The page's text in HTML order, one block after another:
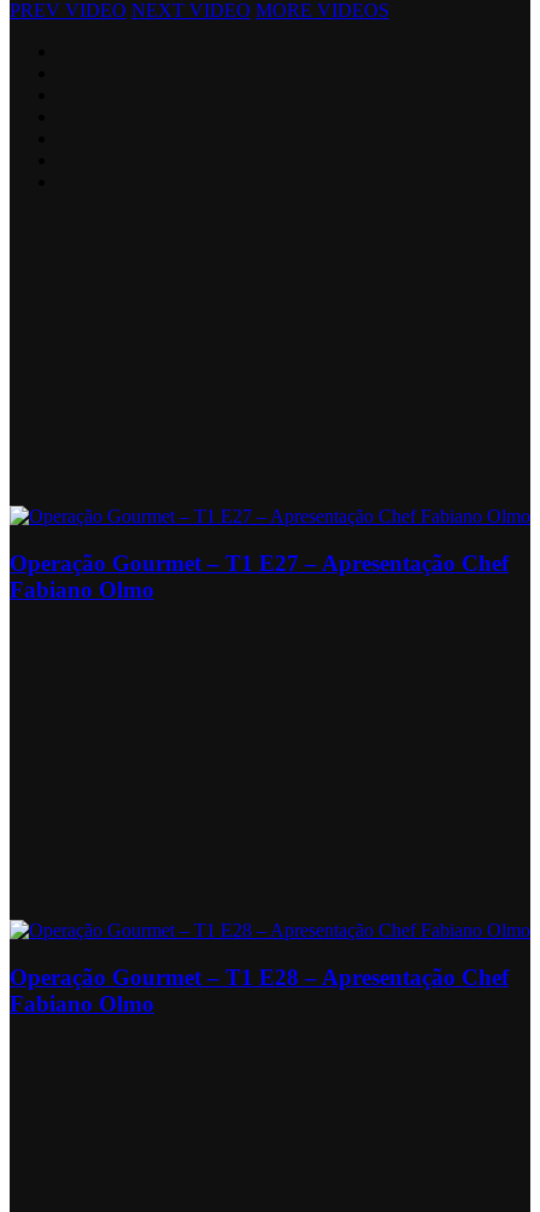
PREV VIDEO NEXT VIDEO MORE VIDEOS
Operação Gourmet – T1 E27 – Apresentação Chef
Fabiano Olmo
Operação Gourmet – T1 E28 – Apresentação Chef
Fabiano Olmo